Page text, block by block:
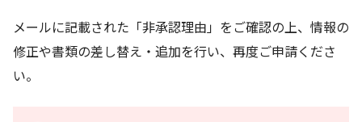
メールに記載された「非承認理由」をご確認の上、情報の
修正や書類の差し替え・追加を行い、再度ご申請くださ
い。